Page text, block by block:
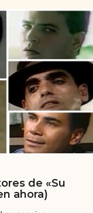
de «Su
ahora)